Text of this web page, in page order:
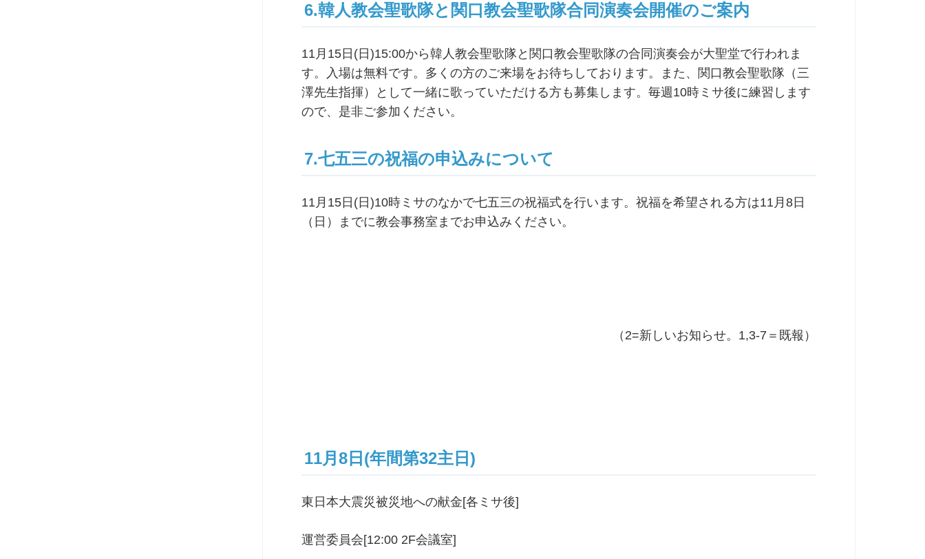
6.韓人教会聖歌隊と関口教会聖歌隊合同演奏会開催のご案内
11月15日(日)15:00から韓人教会聖歌隊と関口教会聖歌隊の合同演奏会が大聖堂で行われま
す。入場は無料です。多くの方のご来場をお待ちしております。また、関口教会聖歌隊（三
澤先生指揮）として一緒に歌っていただける方も募集します。毎週10時ミサ後に練習します
ので、是非ご参加ください。
7.七五三の祝福の申込みについて
11月15日(日)10時ミサのなかで七五三の祝福式を行います。祝福を希望される方は11月8日
（日）までに教会事務室までお申込みください。
（2=新しいお知らせ。1,3-7＝既報）
11月8日(年間第32主日)
東日本大震災被災地への献金[各ミサ後]
運営委員会[12:00 2F会議室]